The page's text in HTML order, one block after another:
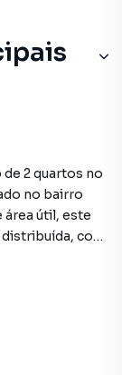
2 quartos no
no bairro
área útil, este
com
do